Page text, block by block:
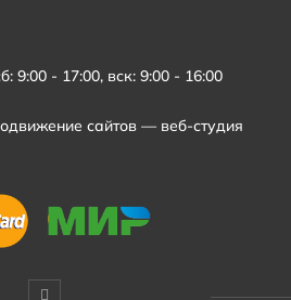
9:00 - 17:00, вск: 9:00 - 16:00
сайтов — веб-студия